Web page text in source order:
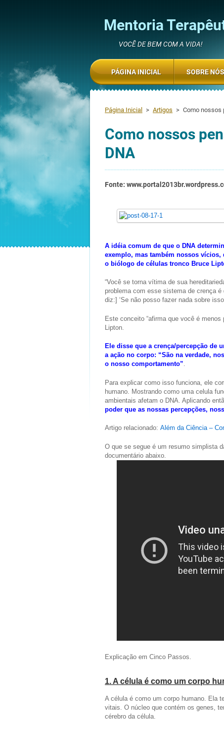
Mentoria
VOCÊ DE BEM COM A VIDA!
Página Inicial > Artigos > Como nossos
Como nossos
DNA
Fonte:
A idéia comum de que o DNA
exemplo, mas também nossos
o biólogo de células tronco Bruce
“Você se torna vítima de sua
problema com esse sistema de crença
diz:] ‘Se não posso fazer nada sobre
Este conceito “afirma que você é
Lipton.
Ele disse que a crença/percepção de
a ação no corpo: “São na verdade,
o nosso comportamento”.
Para explicar como isso funciona, ele
humano. Mostrando como uma celula
ambientais afetam o DNA. Aplicando
poder que as nossas percepções,
Artigo relacionado: Além da Ciência –
O que se segue é um resumo simplista
documentário abaixo.
Explicação em Cinco Passos.
1. A célula é como um corpo
A célula é como um corpo humano. Ela
vitais. O núcleo que contém os genes,
cérebro da célula.
PÁGINA INICIAL SOBRE NÓS